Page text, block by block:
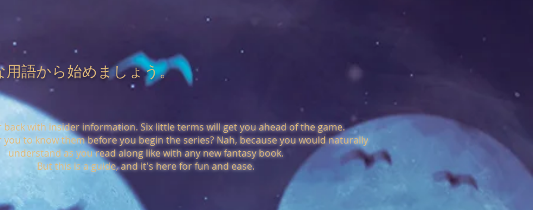
back with insider information. Six little terms will get you ahead of the game.
you to know them before you begin the series?Nah, because you would naturally
understand as you read along like with any new fantasy book.
But this is a guide, and it's here for fun and ease.
用語から始めましょう。